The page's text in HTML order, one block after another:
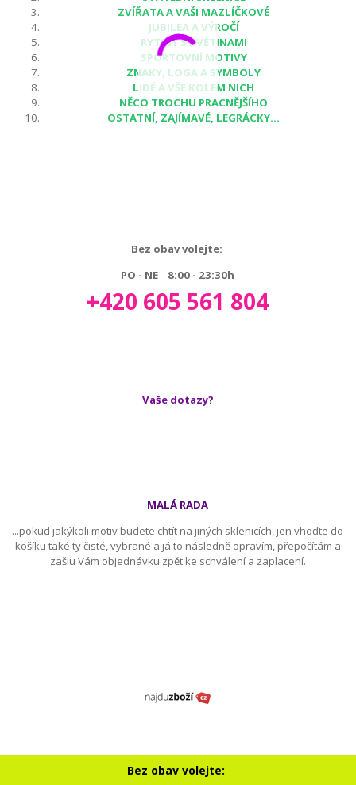
ZVÍŘATA A VAŠI MAZLÍČKOVÉ
JUBILEA A VÝROČÍ
RYTINY S KVĚTINAMI
SPORTOVNÍ MOTIVY
ZNAKY, LOGA A SYMBOLY
LIDÉ A VŠE KOLEM NICH
NĚCO TROCHU PRACNĚJŠÍHO
OSTATNÍ, ZAJÍMAVÉ, LEGRÁCKY...
Bez obav volejte:
PO - NE 8:00 - 23:30h
+420 605 561 804
Vaše dotazy?
MALÁ RADA
...pokud jakýkoli motiv budete chtít na jiných sklenicích, jen vhoďte do
košíku také ty čisté, vybrané a já to následně opravím, přepočítám a
zašlu Vám objednávku zpět ke schválení a zaplacení.
Bez obav volejte: